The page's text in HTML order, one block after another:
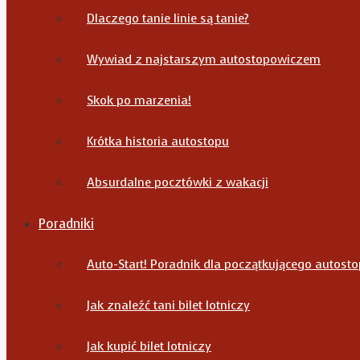
Dlaczego tanie linie są tanie?
Wywiad z najstarszym autostopowiczem
Skok po marzenia!
Krótka historia autostopu
Absurdalne pocztówki z wakacji
Poradniki
Auto-Start! Poradnik dla początkującego
Jak znaleźć tani bilet lotniczy
Jak kupić bilet lotniczy